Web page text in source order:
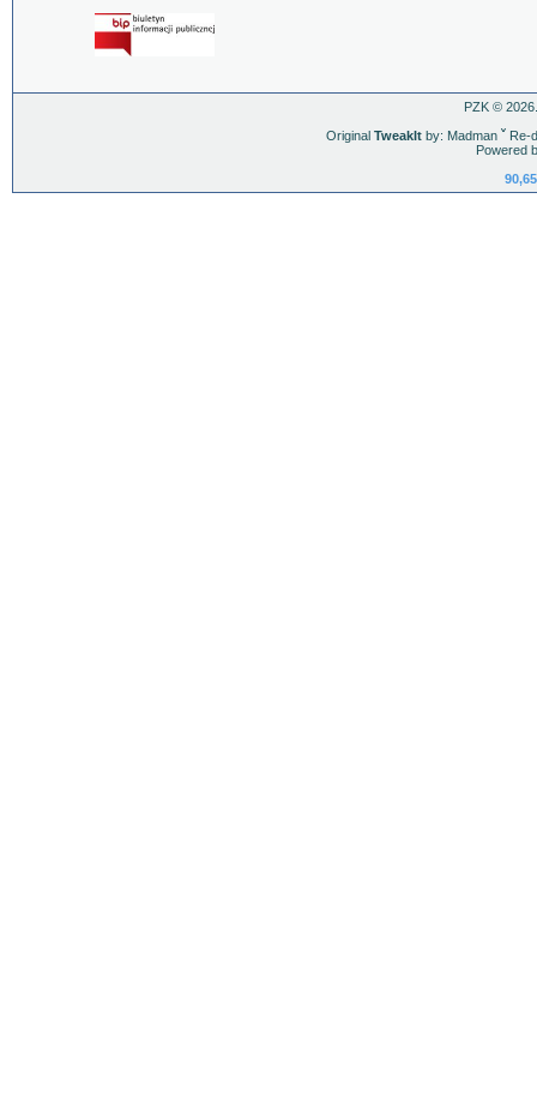
PZK ©
Original TweakItby: Madman ˇRe-
Powered